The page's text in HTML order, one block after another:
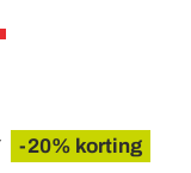
-20% korting